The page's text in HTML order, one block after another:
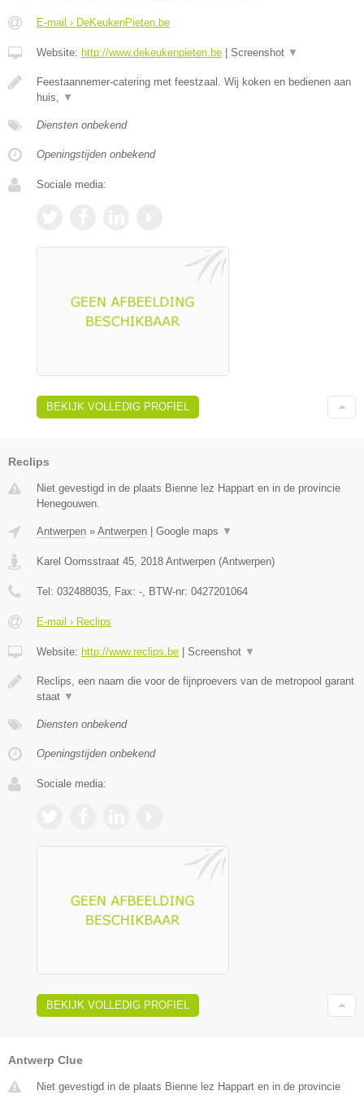
E-mail › DeKeukenPieten.be
Website: http://www.dekeukenpieten.be Screenshot ▼
Feestaannemer-catering met feestzaal. Wij koken en bedienen aan
huis, ▼
Diensten onbekend
Openingstijden onbekend
Sociale media:
BEKIJK VOLLEDIG PROFIEL
Reclips
Niet gevestigd in de plaats Bienne lez Happart en in de provincie
Henegouwen.
Antwerpen » Antwerpen Google maps ▼
Karel Oomsstraat 45 2018 Antwerpen (Antwerpen)
Tel: 032488035 , Fax: - , BTW-nr: 0427201064
E-mail › Reclips
Website: http://www.reclips.be Screenshot ▼
Reclips, een naam die voor de fijnproevers van de metropool garant
staat ▼
Diensten onbekend
Openingstijden onbekend
Sociale media:
BEKIJK VOLLEDIG PROFIEL
Antwerp Clue
Niet gevestigd in de plaats Bienne lez Happart en in de provincie